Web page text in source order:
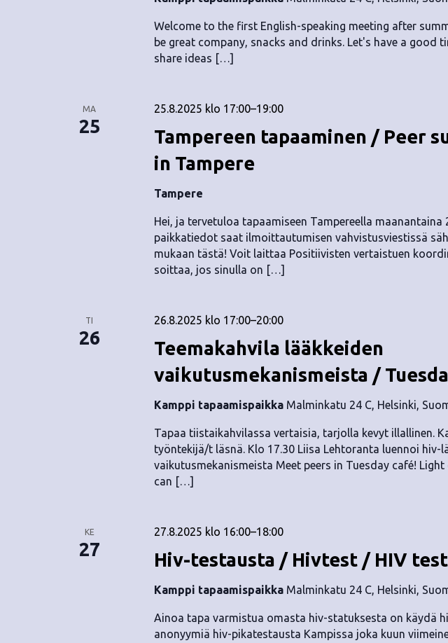
Welcome to the first English-speaking meeting after
be great company, snacks and drinks. Let's have a good
share ideas […]
MA
25
Tampereen tapaaminen / Peer
in Tampere
25.8.2025 klo 17:00–19:00
Tampere
Hei, ja tervetuloa tapaamiseen Tampereella maanantaina
paikkatiedot saat ilmoittautumisen vahvistusviestissä
mukaan tästä! Voit laittaa Positiivisten vertaistuen
soittaa, jos sinulla on […]
TI
26
Teemakahvila lääkkeiden
vaikutusmekanismeista /
26.8.2025 klo 17:00–20:00
Kamppi tapaamispaikka Malminkatu 24 C, Helsinki,
Tapaa tiistaikahvilassa vertaisia, tarjolla kevyt illallinen.
työntekijä/t läsnä. Klo 17.30 Liisa Lehtoranta luennoi hiv-
vaikutusmekanismeista Meet peers in Tuesday café!
can […]
KE
27 Hiv-testausta / Hivtest / HIV test
27.8.2025 klo 16:00–18:00
Kamppi tapaamispaikka Malminkatu 24 C, Helsinki,
Ainoa tapa varmistua omasta hiv-statuksesta on käydä
anonyymiä hiv-pikatestausta Kampissa joka kuun